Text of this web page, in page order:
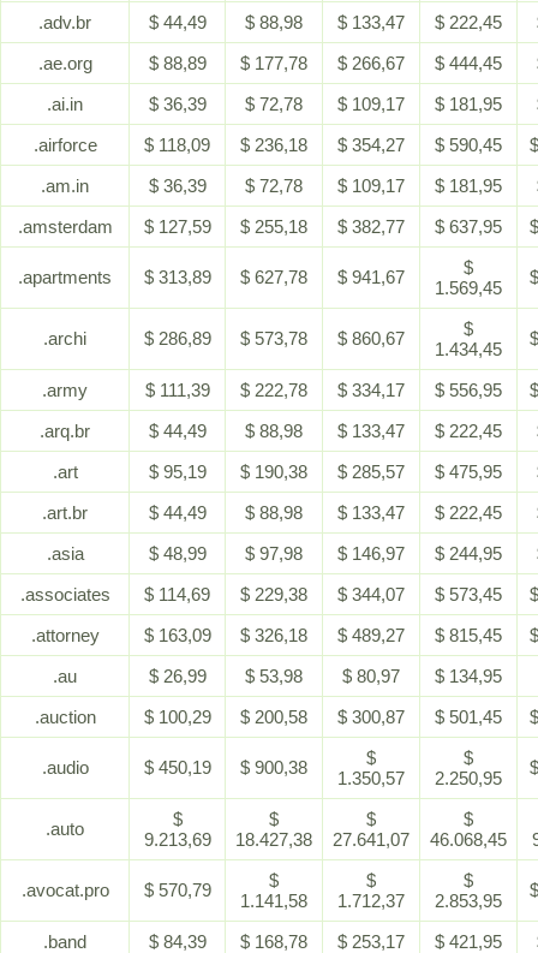
.adv.br $ 44,49 $ 88,98 $ 133,47 $ 222,45
.ae.org
$ 88,89 $ 177,78 $ 266,67 $ 444,45
.ai.in
$ 36,39 $ 72,78 $ 109,17 $ 181,95
.airforce
$ 118,09 $ 236,18 $ 354,27 $ 590,45
.am.in
$ 36,39 $ 72,78 $ 109,17 $ 181,95
.amsterdam
$ 127,59 $ 255,18 $ 382,77 $ 637,95
.apartments $ 313,89 $ 627,78 $ 941,67
$
1.569,45
.archi $ 286,89 $ 573,78 $ 860,67
$
1.434,45
.army $ 111,39 $ 222,78 $ 334,17 $ 556,95
.arq.br
$ 44,49 $ 88,98 $ 133,47 $ 222,45
.art
$ 95,19 $ 190,38 $ 285,57 $ 475,95
.art.br
$ 44,49 $ 88,98 $ 133,47 $ 222,45
.asia
$ 48,99 $ 97,98 $ 146,97 $ 244,95
.associates
$ 114,69 $ 229,38 $ 344,07 $ 573,45
.attorney
$ 163,09 $ 326,18 $ 489,27 $ 815,45
.au
$ 26,99 $ 53,98 $ 80,97
$ 134,95
.auction
$ 100,29 $ 200,58 $ 300,87 $ 501,45
.audio $ 450,19 $ 900,38
$
1.350,57
$
2.250,95
.auto
$
9.213,69
$
18.427,38
$
27.641,07
$
46.068,45
.avocat.pro $ 570,79
$
1.141,58
$
1.712,37
$
2.853,95
.band $ 84,39 $ 168,78 $ 253,17 $ 421,95